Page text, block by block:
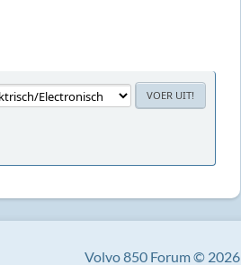
Volvo 850 Forum © 2026